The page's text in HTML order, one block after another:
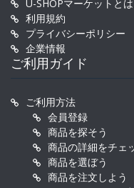
U-SHOPマーケットとは
利用規約
プライバシーポリシー
企業情報
ご利用ガイド
ご利用方法
会員登録
商品を探そう
商品の詳細をチェ
商品を選ぼう
商品を注文しよう